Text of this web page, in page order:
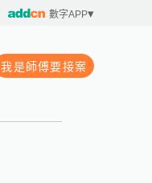
數字APP
我是師傅要接案